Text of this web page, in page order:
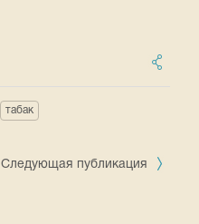
табак
Следующая публикация